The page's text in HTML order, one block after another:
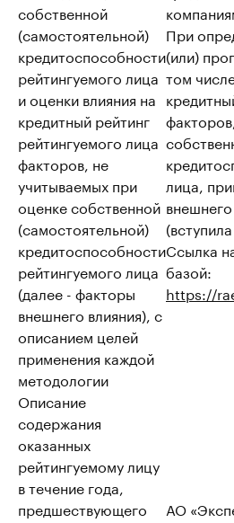
собственной
(самостоятельной)
кредитоспособности
рейтингуемого лица
и оценки влияния на
кредитный рейтинг
рейтингуемого лица
факторов, не
учитываемых при
оценке собственной
(самостоятельной)
кредитоспособности
рейтингуемого лица
(далее - факторы
внешнего влияния), с
описанием целей
применения каждой
методологии
При
(или)
том
лица,
Ссылка
базой:
https://
Описание
содержания
оказанных
рейтингуемому лицу
в течение года,
предшествующего
АО